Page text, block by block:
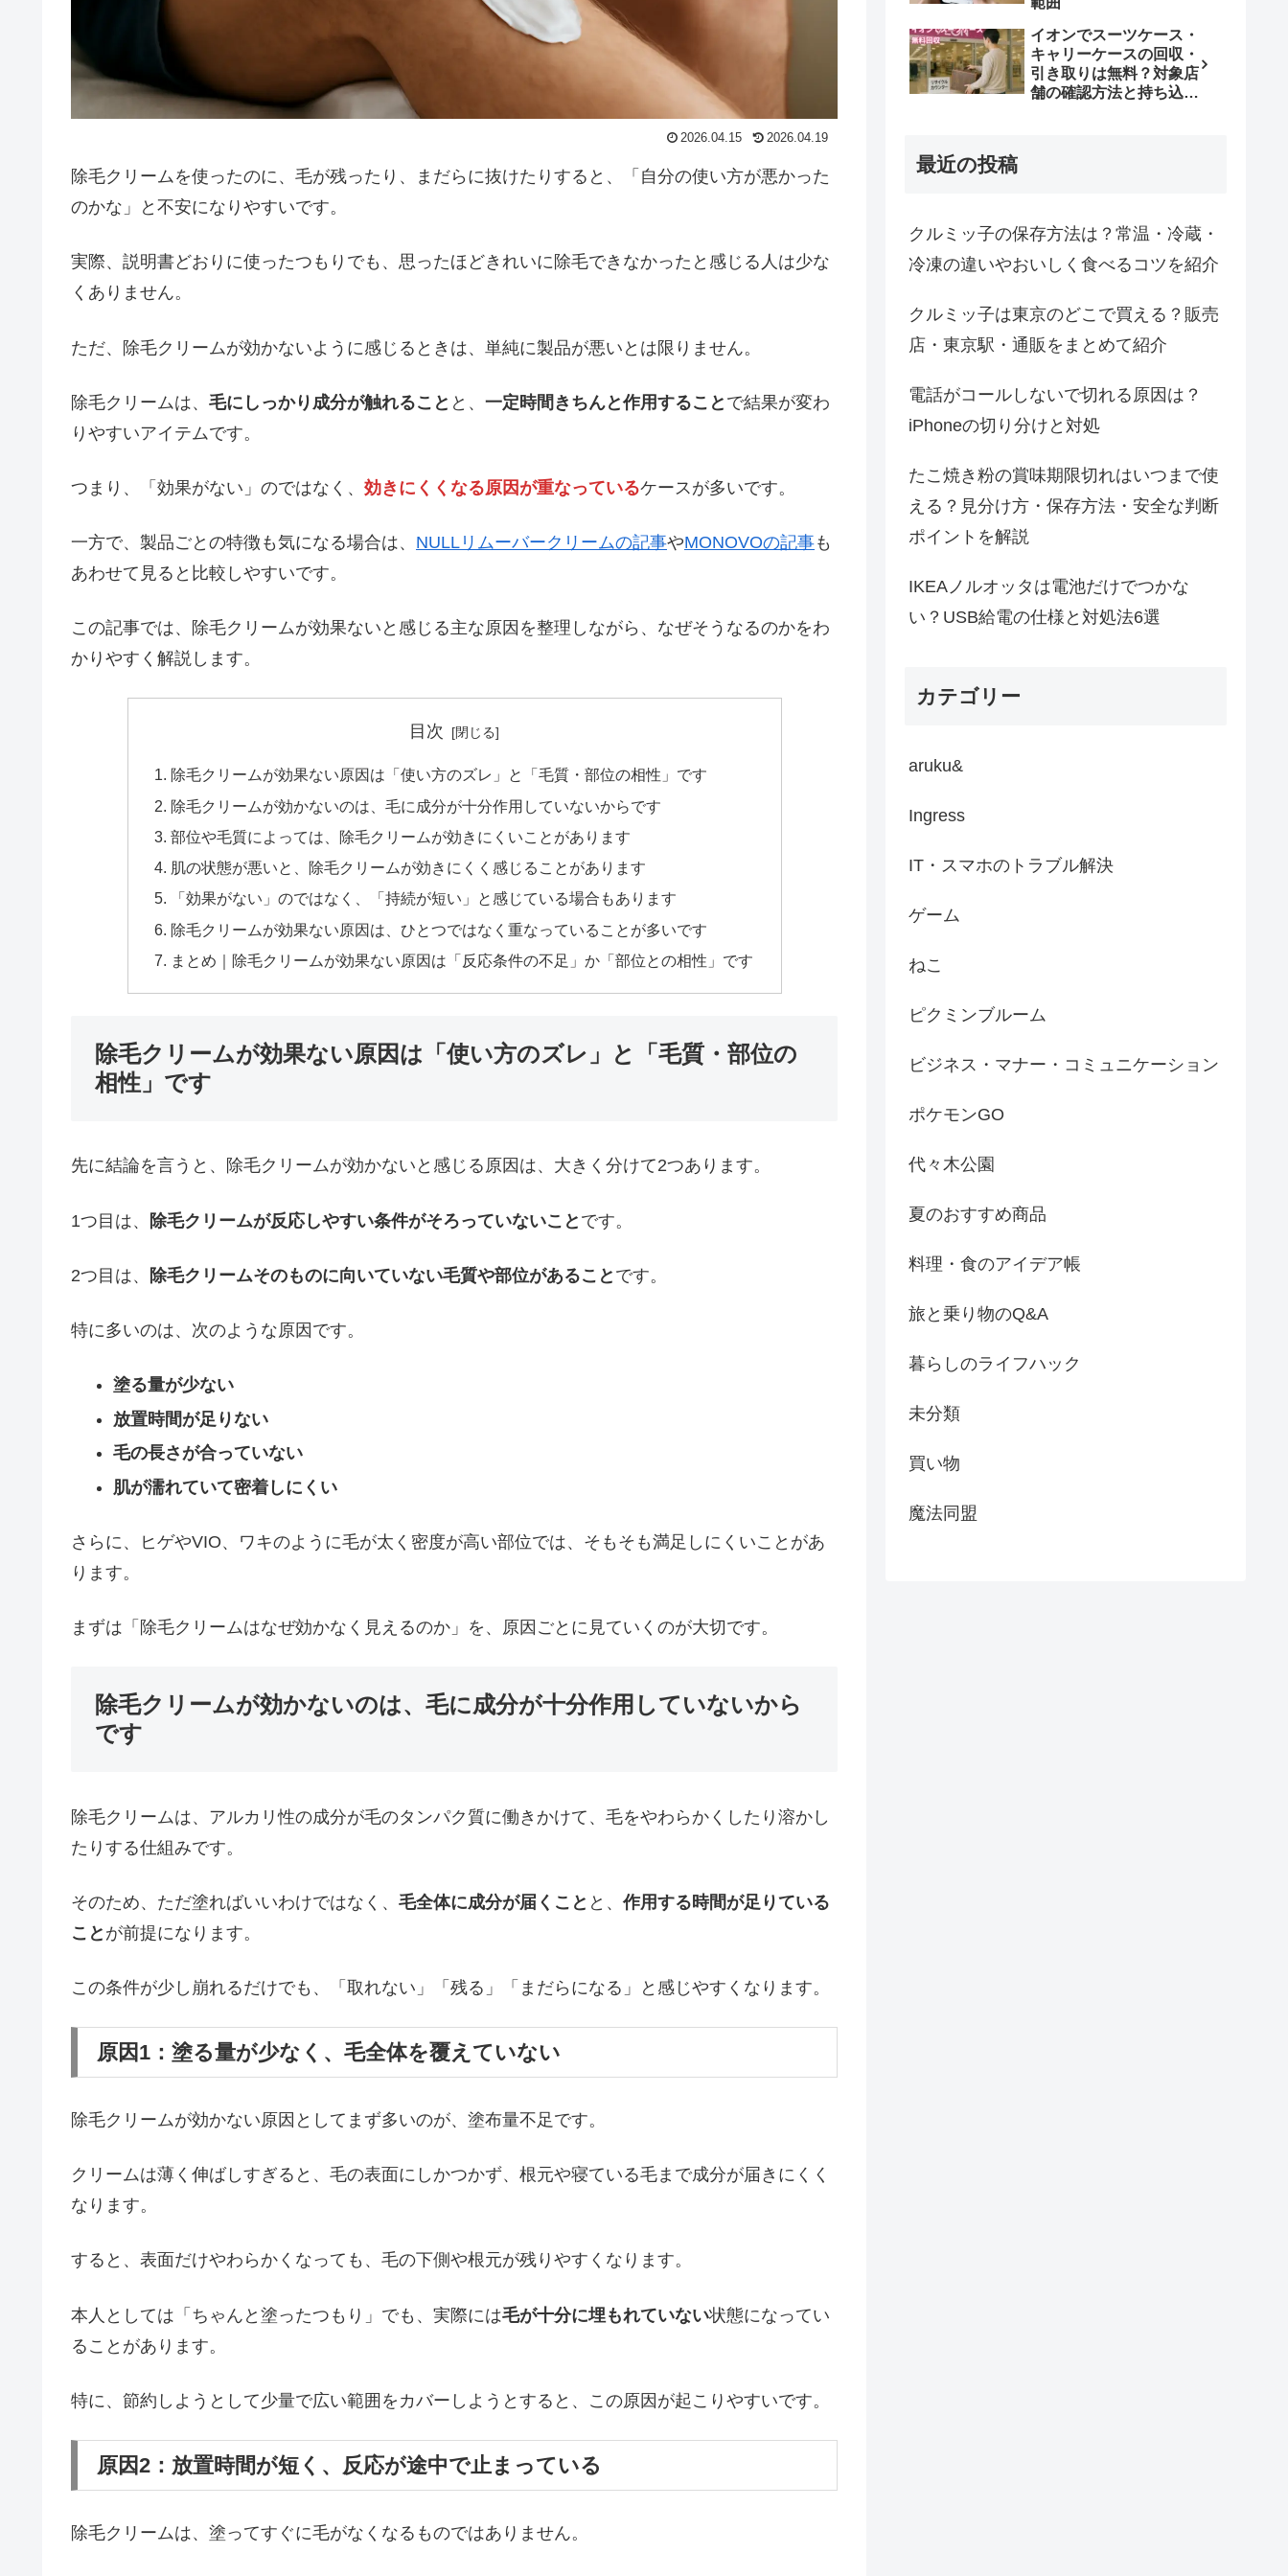
2026.04.15 2026.04.19
除毛クリームを使ったのに、毛が残ったり、まだらに抜けたりすると、「自分の使い方が悪かった
のかな」と不安になりやすいです。
実際、説明書どおりに使ったつもりでも、思ったほどきれいに除毛できなかったと感じる人は少な
くありません。
ただ、除毛クリームが効かないように感じるときは、単純に製品が悪いとは限りません。
除毛クリームは、 毛にしっかり成分が触れること と、 一定時間きちんと作用すること で結果が変わ
りやすいアイテムです。
つまり、「効果がない」のではなく、 効きにくくなる原因が重なっているケースが多いです。
一方で、製品ごとの特徴も気になる場合は、 NULLリムーバークリームの記事やMONOVOの記事も
あわせて見ると比較しやすいです。
この記事では、除毛クリームが効果ないと感じる主な原因を整理しながら、なぜそうなるのかをわ
かりやすく解説します。
目次
除毛クリームが効果ない原因は「使い方のズレ」と「毛質・部位の相性」です
除毛クリームが効かないのは、毛に成分が十分作用していないからです
部位や毛質によっては、除毛クリームが効きにくいことがあります
肌の状態が悪いと、除毛クリームが効きにくく感じることがあります
「効果がない」のではなく、「持続が短い」と感じている場合もあります
除毛クリームが効果ない原因は、ひとつではなく重なっていることが多いです
まとめ｜除毛クリームが効果ない原因は「反応条件の不足」か「部位との相性」です
除毛クリームが効果ない原因は「使い方のズレ」と「毛質・部位の
相性」です
先に結論を言うと、除毛クリームが効かないと感じる原因は、大きく分けて2つあります。
1つ目は、 除毛クリームが反応しやすい条件がそろっていないこと です。
2つ目は、 除毛クリームそのものに向いていない毛質や部位があること です。
特に多いのは、次のような原因です。
塗る量が少ない
放置時間が足りない
毛の長さが合っていない
肌が濡れていて密着しにくい
さらに、ヒゲやVIO、ワキのように毛が太く密度が高い部位では、そもそも満足しにくいことがあ
ります。
まずは「除毛クリームはなぜ効かなく見えるのか」を、原因ごとに見ていくのが大切です。
除毛クリームが効かないのは、毛に成分が十分作用していないから
です
除毛クリームは、アルカリ性の成分が毛のタンパク質に働きかけて、毛をやわらかくしたり溶かし
たりする仕組みです。
そのため、ただ塗ればいいわけではなく、 毛全体に成分が届くこと と、 作用する時間が足りている
こと が前提になります。
この条件が少し崩れるだけでも、「取れない」「残る」「まだらになる」と感じやすくなります。
原因1：塗る量が少なく、毛全体を覆えていない
除毛クリームが効かない原因としてまず多いのが、塗布量不足です。
クリームは薄く伸ばしすぎると、毛の表面にしかつかず、根元や寝ている毛まで成分が届きにくく
なります。
すると、表面だけやわらかくなっても、毛の下側や根元が残りやすくなります。
本人としては「ちゃんと塗ったつもり」でも、実際には毛が十分に埋もれていない状態になってい
ることがあります。
特に、節約しようとして少量で広い範囲をカバーしようとすると、この原因が起こりやすいです。
原因2：放置時間が短く、反応が途中で止まっている
除毛クリームは、塗ってすぐに毛がなくなるものではありません。
イオンでスーツケース・
キャリーケースの回収・
引き取りは無料？対象店
舗の確認方法と持ち込み
最近の投稿
クルミッ子の保存方法は？常温・冷蔵・
冷凍の違いやおいしく食べるコツを紹介
クルミッ子は東京のどこで買える？販売
店・東京駅・通販をまとめて紹介
電話がコールしないで切れる原因は？
iPhoneの切り分けと対処
たこ焼き粉の賞味期限切れはいつまで使
える？見分け方・保存方法・安全な判断
ポイントを解説
IKEAノルオッタは電池だけでつかな
い？USB給電の仕様と対処法6選
カテゴリー
aruku&
Ingress
IT・スマホのトラブル解決
ゲーム
ねこ
ピクミンブルーム
ビジネス・マナー・コミュニケーション
ポケモンGO
代々木公園
夏のおすすめ商品
料理・食のアイデア帳
旅と乗り物のQ&A
暮らしのライフハック
未分類
買い物
魔法同盟